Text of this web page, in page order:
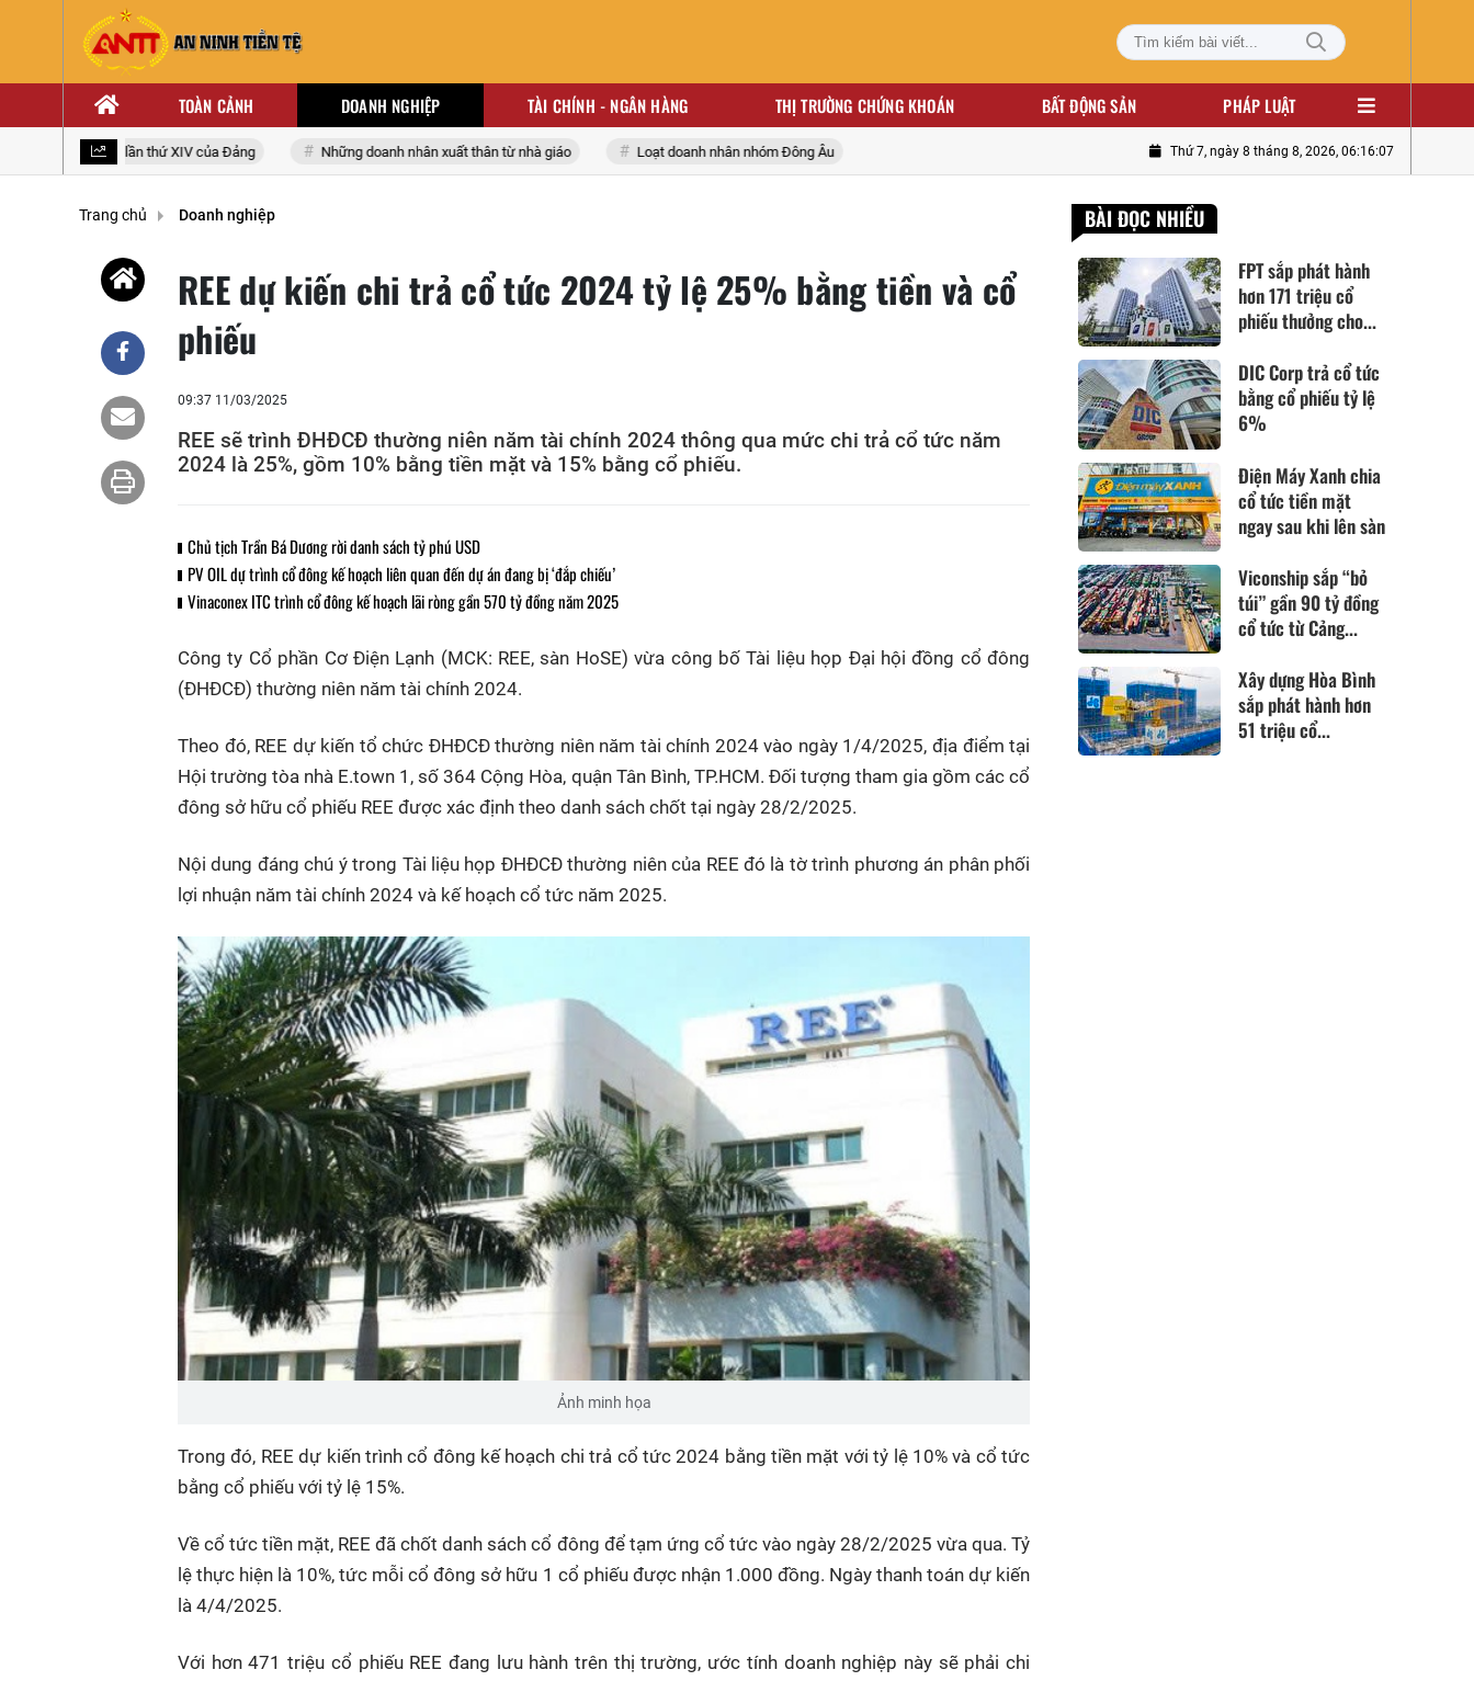
TOÀN CẢNH DOANH NGHIỆP TÀI CHÍNH - NGÂN HÀNG THỊ TRƯỜNG CHỨNG KHOÁN BẤT ĐỘNG SẢN PHÁP LUẬT
toàn quốc lần thứ XIV của Đảng Những doanh nhân xuất thân từ nhà giáo Loạt doanh nhân nhóm Đông Âu Thứ 7, ngày 8 tháng 8, 2026, 06:16:08
Trang chủ Doanh nghiệp
REE dự kiến chi trả cổ tức 2024 tỷ lệ 25% bằng tiền và cổ
phiếu
09:37 11/03/2025
REE sẽ trình ĐHĐCĐ thường niên năm tài chính 2024 thông qua mức chi trả cổ tức năm
2024 là 25%, gồm 10% bằng tiền mặt và 15% bằng cổ phiếu.
Chủ tịch Trần Bá Dương rời danh sách tỷ phú USD
PV OIL dự trình cổ đông kế hoạch liên quan đến dự án đang bị ‘đắp chiếu’
Vinaconex ITC trình cổ đông kế hoạch lãi ròng gần 570 tỷ đồng năm 2025
Công ty Cổ phần Cơ Điện Lạnh (MCK: REE, sàn HoSE) vừa công bố Tài liệu họp Đại hội đồng cổ đông
(ĐHĐCĐ) thường niên năm tài chính 2024.
Theo đó, REE dự kiến tổ chức ĐHĐCĐ thường niên năm tài chính 2024 vào ngày 1/4/2025, địa điểm tại
Hội trường tòa nhà E.town 1, số 364 Cộng Hòa, quận Tân Bình, TP.HCM. Đối tượng tham gia gồm các cổ
đông sở hữu cổ phiếu REE được xác định theo danh sách chốt tại ngày 28/2/2025.
Nội dung đáng chú ý trong Tài liệu họp ĐHĐCĐ thường niên của REE đó là tờ trình phương án phân phối
lợi nhuận năm tài chính 2024 và kế hoạch cổ tức năm 2025.
Ảnh minh họa
Trong đó, REE dự kiến trình cổ đông kế hoạch chi trả cổ tức 2024 bằng tiền mặt với tỷ lệ 10% và cổ tức
bằng cổ phiếu với tỷ lệ 15%.
Về cổ tức tiền mặt, REE đã chốt danh sách cổ đông để tạm ứng cổ tức vào ngày 28/2/2025 vừa qua. Tỷ
lệ thực hiện là 10%, tức mỗi cổ đông sở hữu 1 cổ phiếu được nhận 1.000 đồng. Ngày thanh toán dự kiến
là 4/4/2025.
Với hơn 471 triệu cổ phiếu REE đang lưu hành trên thị trường, ước tính doanh nghiệp này sẽ phải chi
BÀI ĐỌC NHIỀU
FPT sắp phát hành
hơn 171 triệu cổ
phiếu thưởng cho...
DIC Corp trả cổ tức
bằng cổ phiếu tỷ lệ
6%
Điện Máy Xanh chia
cổ tức tiền mặt
ngay sau khi lên sàn
Viconship sắp “bỏ
túi” gần 90 tỷ đồng
cổ tức từ Cảng...
Xây dựng Hòa Bình
sắp phát hành hơn
51 triệu cổ...